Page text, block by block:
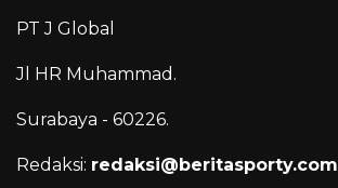
PT J Global
Jl HR Muhammad.
Surabaya - 60226.
Redaksi: redaksi@beritasporty.com